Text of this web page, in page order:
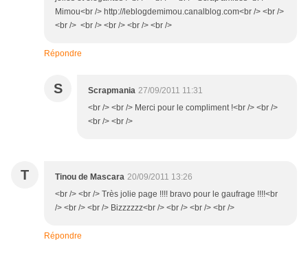
Mimou<br /> http://leblogdemimou.canalblog.com<br /> <br />
<br /> <br /> <br /> <br /> <br />
Répondre
S Scrapmania 27/09/2011 11:31
<br /> <br /> Merci pour le compliment !<br /> <br />
<br /> <br />
T Tinou de Mascara 20/09/2011 13:26
<br /> <br /> Très jolie page !!!! bravo pour le gaufrage !!!!<br
/> <br /> <br /> Bizzzzzz<br /> <br /> <br /> <br />
Répondre